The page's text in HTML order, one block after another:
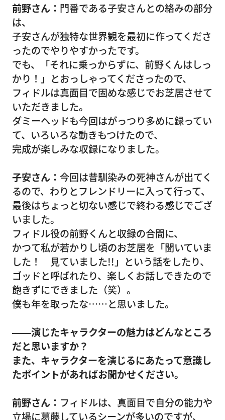
前野さん： 門番である子安さんとの絡みの部分
は、
子安さんが独特な世界観を最初に作ってくださ
ったのでやりやすかったです。
でも、「それに乗っからずに、前野くんはしっ
かり！」とおっしゃってくださったので、
フィドルは真面目で固めな感じでお芝居させて
いただきました。
ダミーヘッドも今回はがっつり多めに録ってい
て、いろいろな動きもつけたので、
完成が楽しみな収録になりました。
子安さん： 今回は昔馴染みの死神さんが出てく
るので、わりとフレンドリーに入って行って、
最後はちょっと切ない感じで終わる感じでござ
いました。
フィドル役の前野くんと収録の合間に、
かつて私が若かりし頃のお芝居を「聞いていま
した！ 見ていました!!」という話をしたり、
ゴッドと呼ばれたり、楽しくお話しできたので
飽きずにできました（笑）。
僕も年を取ったな……と思いました。
――演じたキャラクターの魅力はどんなところ
だと思いますか？
また、キャラクターを演じるにあたって意識し
たポイントがあればお聞かせください。
前野さん： フィドルは、真面目で自分の能力や
立場に葛藤しているシーンが多いのですが、